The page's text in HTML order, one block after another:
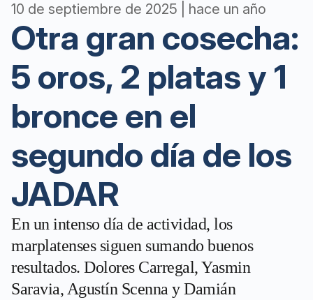
10 de septiembre de 2025 | hace un año
Otra gran cosecha:
5 oros, 2 platas y 1
bronce en el
segundo día de los
JADAR
En un intenso día de actividad, los
marplatenses siguen sumando buenos
resultados. Dolores Carregal, Yasmin
Saravia, Agustín Scenna y Damián